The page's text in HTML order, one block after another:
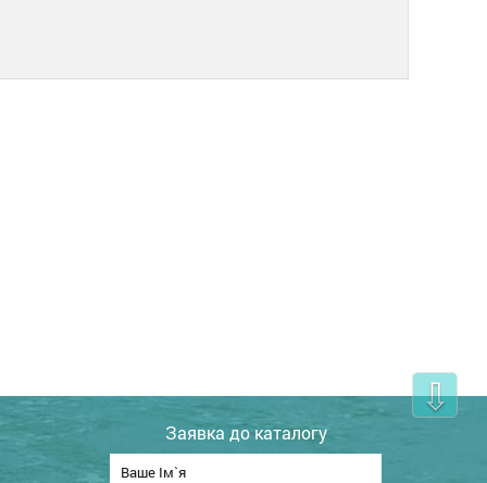
Заявка до каталогу
⇩